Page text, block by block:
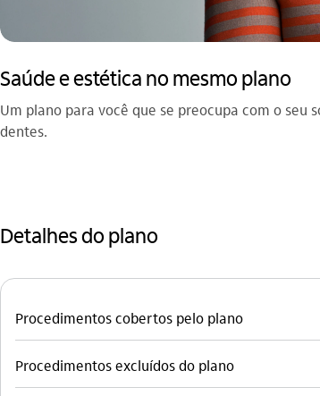
Saúde e estética no mesmo plano
Um plano para você que se preocupa com o seu
dentes.
Detalhes do plano
Procedimentos cobertos pelo plano
Procedimentos excluídos do plano